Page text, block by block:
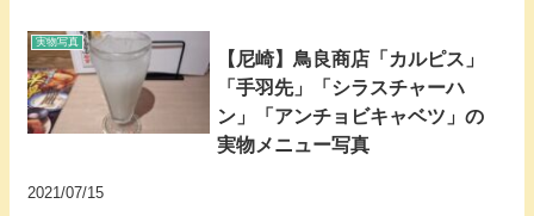
実物写真
【尼崎】鳥良商店「カルピス」
「手羽先」「シラスチャーハ
ン」「アンチョビキャベツ」の
実物メニュー写真
2021/07/15